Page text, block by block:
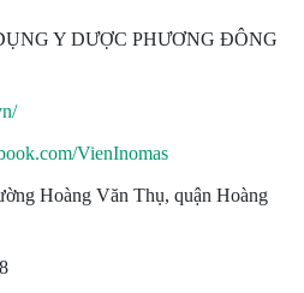
Y DƯỢC PHƯƠNG ĐÔNG
VienInomas
Hoàng Văn Thụ, quận Hoàng